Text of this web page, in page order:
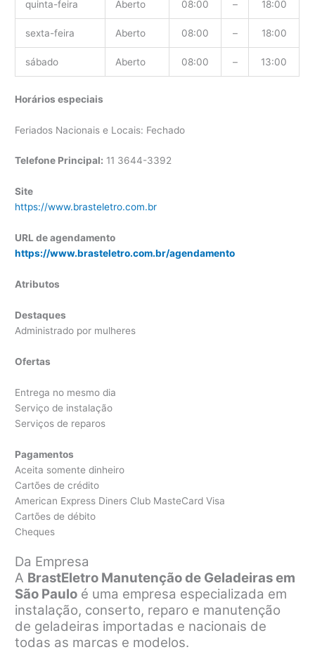
quinta-feira Aberto 08:00 – 18:00
sexta-feira Aberto 08:00 – 18:00
sábado Aberto 08:00 – 13:00
Horários especiais
Feriados Nacionais e Locais: Fechado
Telefone Principal: 11 3644-3392
Site
https://www.brasteletro.com.br
URL de agendamento
https://www.brasteletro.com.br/agendamento
Atributos
Destaques
Administrado por mulheres
Ofertas
Entrega no mesmo dia
Serviço de instalação
Serviços de reparos
Pagamentos
Aceita somente dinheiro
Cartões de crédito
American Express Diners Club MasteCard Visa
Cartões de débito
Cheques
Da Empresa
A BrastEletro Manutenção de Geladeiras em
São Paulo é uma empresa especializada em
instalação, conserto, reparo e manutenção
de geladeiras importadas e nacionais de
todas as marcas e modelos.